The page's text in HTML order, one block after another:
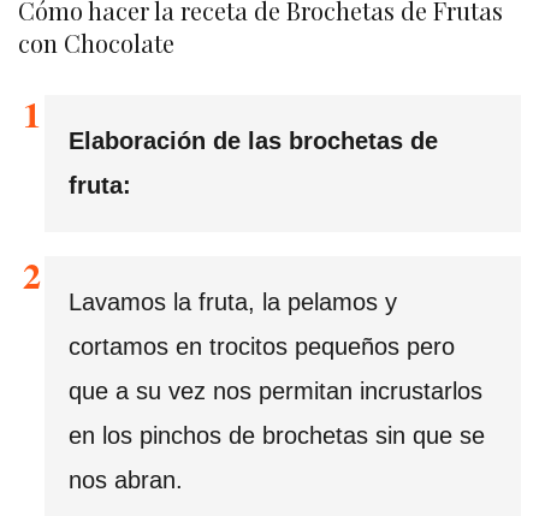
Cómo hacer la receta de Brochetas de Frutas
con Chocolate
Elaboración de las brochetas de
fruta:
Lavamos la fruta, la pelamos y
cortamos en trocitos pequeños pero
que a su vez nos permitan incrustarlos
en los pinchos de brochetas sin que se
nos abran.